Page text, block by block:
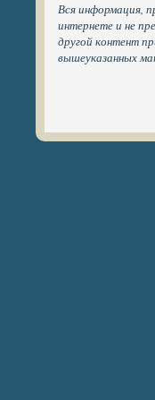
Вся информация,
интернете и не
другой контент
вышеуказанных